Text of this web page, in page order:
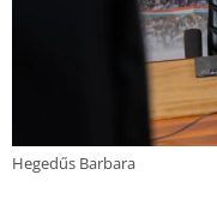
Hegedűs Barbara